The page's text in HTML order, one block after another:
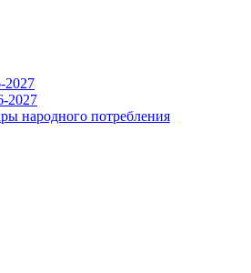
2027
2027
народного потребления